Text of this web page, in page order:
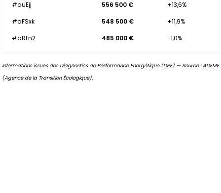
#auEjj 556 500 €
+13,6%
#aFSxk
548 500 €
+11,9%
#aRLn2
485 000 € -1,0%
Informations issues des Diagnostics de Performance Énergétique (DPE) — Source : ADEME
(Agence de la Transition Écologique).